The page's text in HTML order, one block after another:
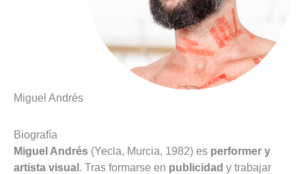
Miguel Andrés
Biografía
Miguel Andrés (Yecla, Murcia, 1982) es performer y
artista visual . Tras formarse en publicidad y trabajar